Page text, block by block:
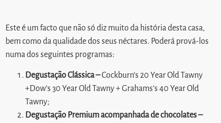
Este é um facto que não só diz muito da história desta casa,
bem como da qualidade dos seus néctares. Poderá prová-los
numa dos seguintes programas:
Degustação Clássica –Cockburn’s 20 Year Old Tawny
+Dow’s 30 Year Old Tawny + Grahams’s 40 Year Old
Tawny;
Degustação Premium acompanhada de chocolates –